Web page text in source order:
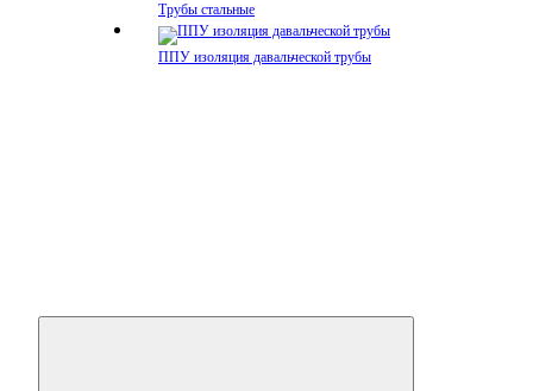
Трубы стальные
ППУ изоляция давальческой трубы